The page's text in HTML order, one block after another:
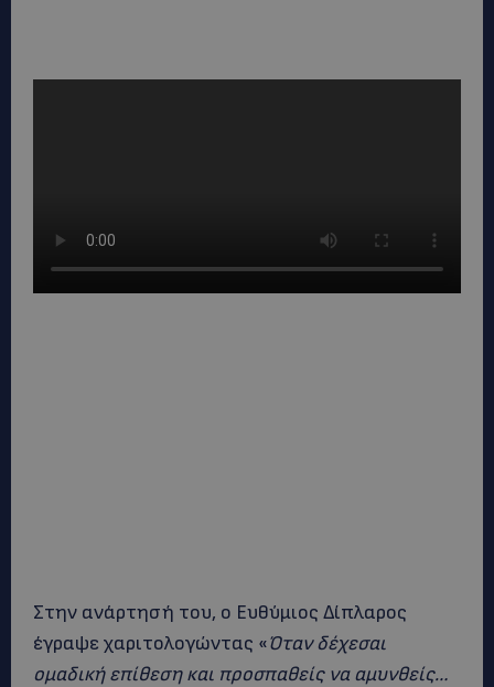
Στην ανάρτησή του, ο Ευθύμιος Δίπλαρος
έγραψε χαριτολογώντας «Όταν δέχεσαι
ομαδική επίθεση και προσπαθείς να αμυνθείς…